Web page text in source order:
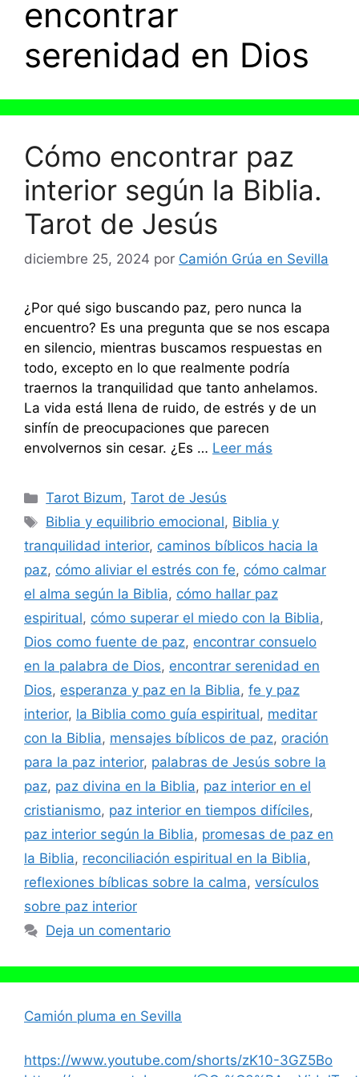
encontrar
serenidad en Dios
Cómo encontrar paz
interior según la Biblia.
Tarot de Jesús
diciembre 25, 2024 por Camión Grúa en Sevilla
¿Por qué sigo buscando paz, pero nunca la
encuentro? Es una pregunta que se nos escapa
en silencio, mientras buscamos respuestas en
todo, excepto en lo que realmente podría
traernos la tranquilidad que tanto anhelamos.
La vida está llena de ruido, de estrés y de un
sinfín de preocupaciones que parecen
envolvernos sin cesar. ¿Es … Leer más
Categorías
Tarot Bizum,Tarot de Jesús
Etiquetas
Biblia y equilibrio emocional, Biblia y
tranquilidad interior, caminos bíblicos hacia la
paz, cómo aliviar el estrés con fe, cómo calmar
el alma según la Biblia, cómo hallar paz
espiritual, cómo superar el miedo con la Biblia,
Dios como fuente de paz, encontrar consuelo
en la palabra de Dios, encontrar serenidad en
Dios, esperanza y paz en la Biblia, fe y paz
interior, la Biblia como guía espiritual, meditar
con la Biblia, mensajes bíblicos de paz, oración
para la paz interior, palabras de Jesús sobre la
paz, paz divina en la Biblia, paz interior en el
cristianismo, paz interior en tiempos difíciles,
paz interior según la Biblia, promesas de paz en
la Biblia, reconciliación espiritual en la Biblia,
reflexiones bíblicas sobre la calma, versículos
sobre paz interior
Deja un comentario
Camión pluma en Sevilla
https://www.youtube.com/shorts/zK10-3GZ5Bo